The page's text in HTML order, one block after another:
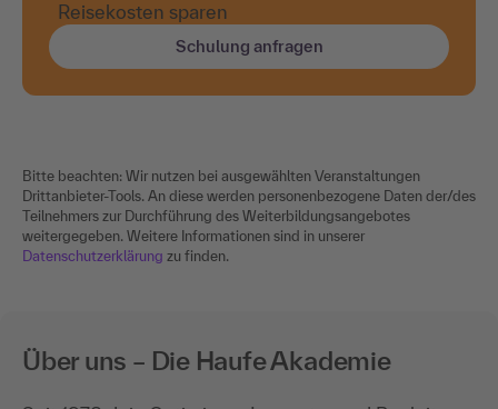
Reisekosten sparen
Schulung anfragen
Bitte beachten: Wir nutzen bei ausgewählten Veranstaltungen
Drittanbieter-Tools. An diese werden personenbezogene Daten der/des
Teilnehmers zur Durchführung des Weiterbildungsangebotes
weitergegeben. Weitere Informationen sind in unserer
Datenschutzerklärung zu finden.
Über uns – Die Haufe Akademie